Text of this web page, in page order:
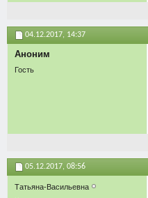
04.12.2017, 14:37
Аноним
Гость
05.12.2017, 08:56
Татьяна-Васильевна